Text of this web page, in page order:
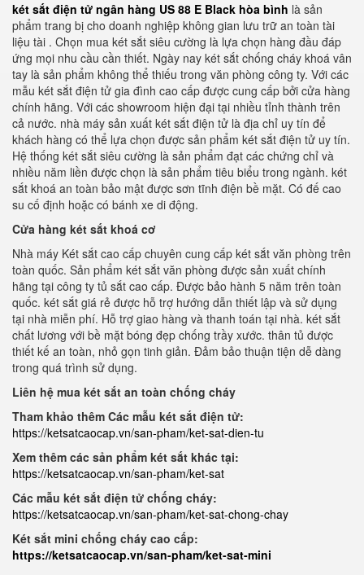
két sắt điện tử ngân hàng US 88 E Black hòa bình là sản
phẩm trang bị cho doanh nghiệp không gian lưu trữ an toàn tài
liệu tài . Chọn mua két sắt siêu cường là lựa chọn hàng đầu đáp
ứng mọi nhu cầu cần thiết. Ngày nay két sắt chống cháy khoá vân
tay là sản phẩm không thể thiếu trong văn phòng công ty. Với các
mẫu két sắt điện tử gia đình cao cấp được cung cấp bởi cửa hàng
chính hãng. Với các showroom hiện đại tại nhiều tỉnh thành trên
cả nước. nhà máy sản xuất két sắt điện tử là địa chỉ uy tín để
khách hàng có thể lựa chọn được sản phẩm két sắt điện tử uy tín.
Hệ thống két sắt siêu cường là sản phẩm đạt các chứng chỉ và
nhiều năm liền được chọn là sản phẩm tiêu biểu trong ngành. két
sắt khoá an toàn bảo mật được sơn tĩnh điện bề mặt. Có đế cao
su cố định hoặc có bánh xe di động.
Cửa hàng két sắt khoá cơ
Nhà máy Két sắt cao cấp chuyên cung cấp két sắt văn phòng trên
toàn quốc. Sản phẩm két sắt văn phòng được sản xuất chính
hãng tại công ty tủ sắt cao cấp. Được bảo hành 5 năm trên toàn
quốc. két sắt giá rẻ được hỗ trợ hướng dẫn thiết lập và sử dụng
tại nhà miễn phí. Hỗ trợ giao hàng và thanh toán tại nhà. két sắt
chất lương với bề mặt bóng đẹp chống trầy xước. thân tủ được
thiết kế an toàn, nhỏ gọn tinh giản. Đảm bảo thuận tiện dễ dàng
trong quá trình sử dụng.
Liên hệ mua két sắt an toàn chống cháy
Tham khảo thêm Các mẫu két sắt điện tử:
https://ketsatcaocap.vn/san-pham/ket-sat-dien-tu
Xem thêm các sản phẩm két sắt khác tại:
https://ketsatcaocap.vn/san-pham/ket-sat
Các mẫu két sắt điện tử chống cháy:
https://ketsatcaocap.vn/san-pham/ket-sat-chong-chay
Két sắt mini chống cháy cao cấp:
https://ketsatcaocap.vn/san-pham/ket-sat-mini